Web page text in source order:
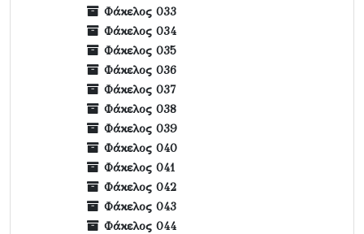
Φάκελος 033
Φάκελος 034
Φάκελος 035
Φάκελος 036
Φάκελος 037
Φάκελος 038
Φάκελος 039
Φάκελος 040
Φάκελος 041
Φάκελος 042
Φάκελος 043
Φάκελος 044